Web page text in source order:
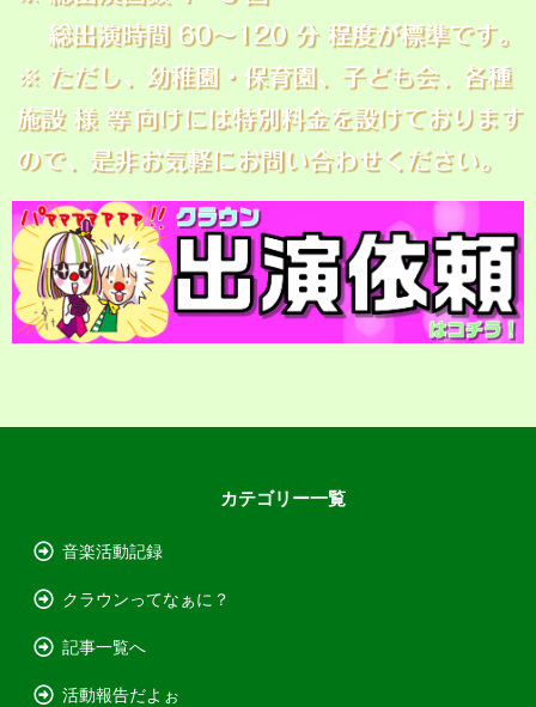
カテゴリー一覧
音楽活動記録
クラウンってなぁに？
記事一覧へ
活動報告だよぉ